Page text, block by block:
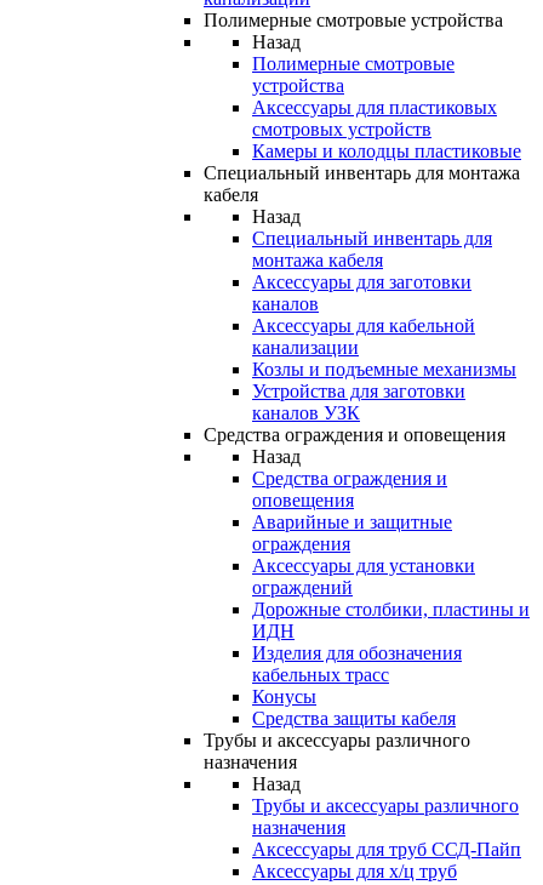
Полимерные смотровые устройства
Назад
Полимерные смотровые
устройства
Аксессуары для пластиковых
смотровых устройств
Камеры и колодцы пластиковые
Специальный инвентарь для монтажа
кабеля
Назад
Специальный инвентарь для
монтажа кабеля
Аксессуары для заготовки
каналов
Аксессуары для кабельной
канализации
Козлы и подъемные механизмы
Устройства для заготовки
каналов УЗК
Средства ограждения и оповещения
Назад
Средства ограждения и
оповещения
Аварийные и защитные
ограждения
Аксессуары для установки
ограждений
Дорожные столбики, пластины и
ИДН
Изделия для обозначения
кабельных трасс
Конусы
Средства защиты кабеля
Трубы и аксессуары различного
назначения
Назад
Трубы и аксессуары различного
назначения
Аксессуары для труб ССД-Пайп
Аксессуары для х/ц труб